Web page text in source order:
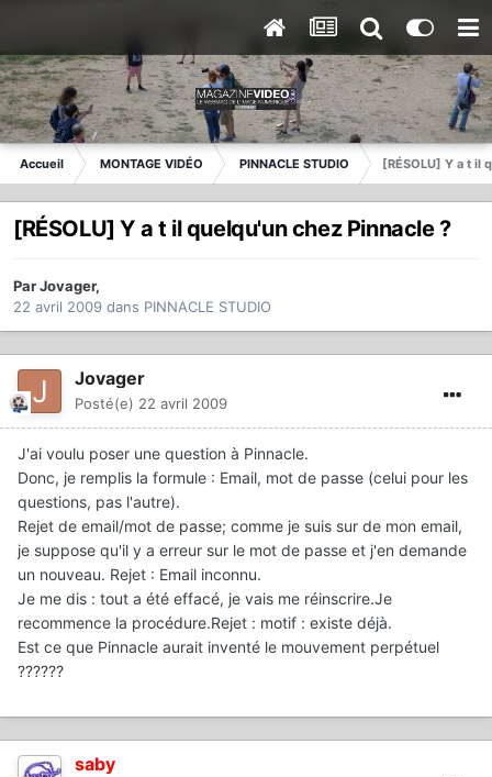
Accueil MONTAGE VIDÉO PINNACLE STUDIO [RÉSOLU] Y a t il
[RÉSOLU] Y a t il quelqu'un chez Pinnacle ?
ParJovager,
22 avril 2009 dans PINNACLE STUDIO
Jovager
Posté(e) 22 avril 2009
J'ai voulu poser une question à Pinnacle.
Donc, je remplis la formule : Email, mot de passe (celui pour les
questions, pas l'autre).
Rejet de email/mot de passe; comme je suis sur de mon email,
je suppose qu'il y a erreur sur le mot de passe et j'en demande
un nouveau. Rejet : Email inconnu.
Je me dis : tout a été effacé, je vais me réinscrire.Je
recommence la procédure.Rejet : motif : existe déjà.
Est ce que Pinnacle aurait inventé le mouvement perpétuel
??????
saby